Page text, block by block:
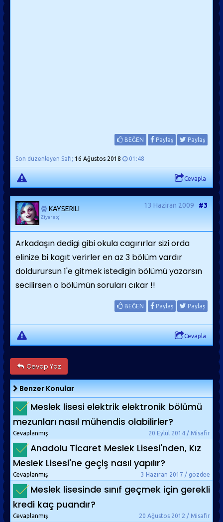
BEĞEN Paylaş Paylaş
Son düzenleyen Safi; 16 Ağustos 2018 01:48
Cevapla
KAYSERILI
Ziyaretçi
13 Haziran 2009 #3
Arkadaşın dedigi gibi okula cagırırlar sizi orda
elinize bi kagıt verirler en az 3 bölüm vardır
doldurursun 1'e gitmek istedigin bölümü yazarsın
secilirsen o bölümün soruları cıkar !!
BEĞEN Paylaş Paylaş
Cevapla
Cevap Yaz
Benzer Konular
Meslek lisesi elektrik elektronik bölümü
mezunları nasıl mühendis olabilirler?
20 Eylül 2014 / Misafir
Cevaplanmış
Anadolu Ticaret Meslek Lisesi'nden, Kız
Meslek Lisesi'ne geçiş nasıl yapılır?
3 Haziran 2017 / gözdee
Cevaplanmış
Meslek lisesinde sınıf geçmek için gerekli
kredi kaç puandır?
20 Ağustos 2012 / Misafir
Cevaplanmış